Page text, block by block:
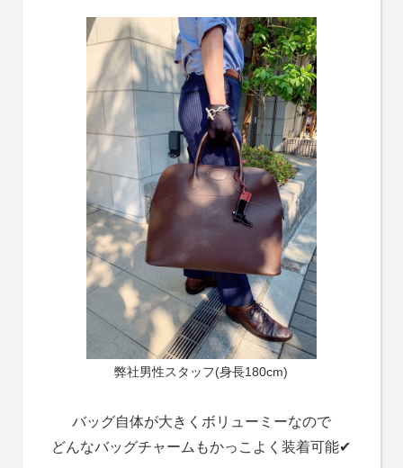
弊社男性スタッフ(身長180cm)
バッグ自体が大きくボリューミーなので
どんなバッグチャームもかっこよく装着可能✔